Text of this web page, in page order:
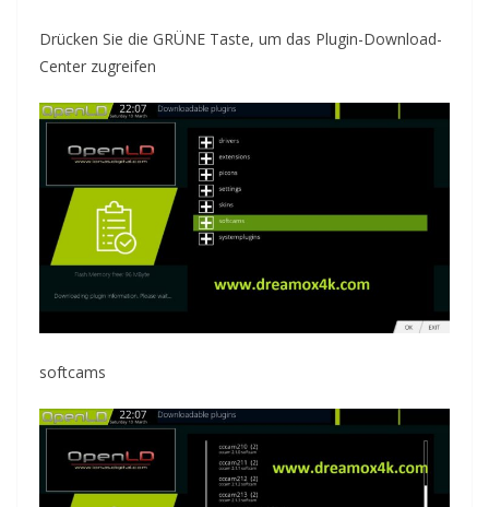
Drücken Sie die GRÜNE Taste, um das Plugin-Download-
Center zugreifen
softcams